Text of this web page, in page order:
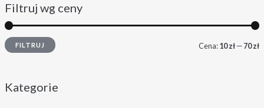
Filtruj wg ceny
FILTRUJ Cena:10 zł—70 zł
Kategorie